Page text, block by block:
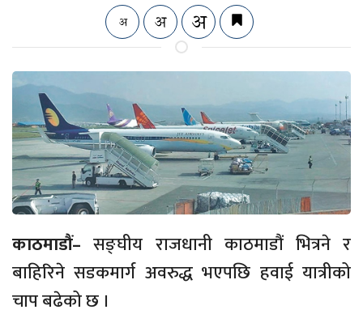
काठमाडौं– सङ्घीय राजधानी काठमाडौं भित्रने र
बाहिरिने सडकमार्ग अवरुद्ध भएपछि हवाई यात्रीको
चाप बढेको छ ।